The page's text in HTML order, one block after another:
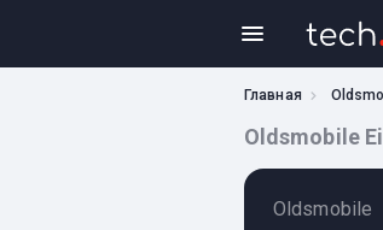
Главная
Oldsmobile
Oldsmobile